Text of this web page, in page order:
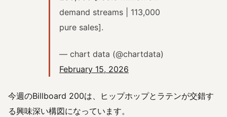
demand streams | 113,000
pure sales].
— chart data (@chartdata)
February 15, 2026
今週のBillboard 200は、ヒップホップとラテンが交錯す
る興味深い構図になっています。